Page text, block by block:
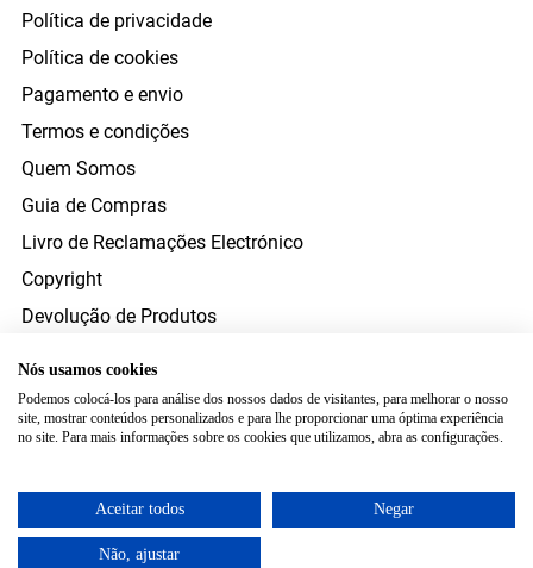
Política de privacidade
Política de cookies
Pagamento e envio
Termos e condições
Quem Somos
Guia de Compras
Livro de Reclamações Electrónico
Copyright
Devolução de Produtos
Resolução Alternativa Litígios Consumo
FORMAS DE PAGAMENTO
ENVIO
Nós usamos cookies
Podemos colocá-los para análise dos nossos dados de visitantes, para melhorar o nosso
site, mostrar conteúdos personalizados e para lhe proporcionar uma óptima experiência
no site. Para mais informações sobre os cookies que utilizamos, abra as configurações.
Aceitar todos Negar
Não, ajustar